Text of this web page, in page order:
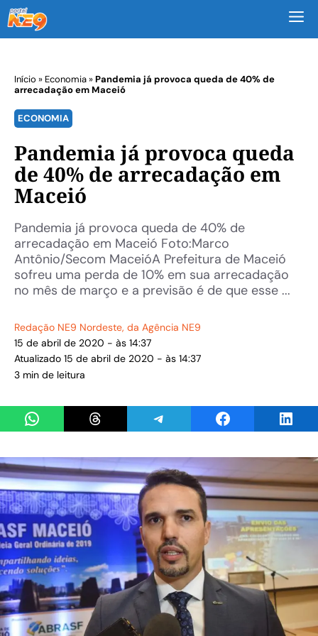
Início » Economia»Pandemia já provoca queda de 40% de
arrecadação em Maceió
ECONOMIA
Pandemia já provoca queda
de 40% de arrecadação em
Maceió
Pandemia já provoca queda de 40% de
arrecadação em Maceió Foto:Marco
Antônio/Secom MaceióA Prefeitura de Maceió
sofreu uma perda de 10% em sua arrecadação
no mês de março e a previsão é de que esse ...
Redação NE9 Nordeste, da Agência NE9
15 de abril de 2020 - às 14:37
Atualizado 15 de abril de 2020 - às 14:37
3 min de leitura
Share on WhatsAppShare on ThreadsShare on TelegramShare on Facebook